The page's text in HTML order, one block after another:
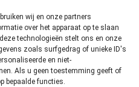
wij en onze partners
over het apparaat op te slaan
technologieën stelt ons en onze
zoals surfgedrag of unieke ID's
en niet-
Als u geen toestemming geeft of
bepaalde functies.
kiest. Een echte Italiaan
met het IGP-etiket. Maar
in Nederland. Let er in ieder
koopt. Anders zitten er
de citroenen en dat is niet